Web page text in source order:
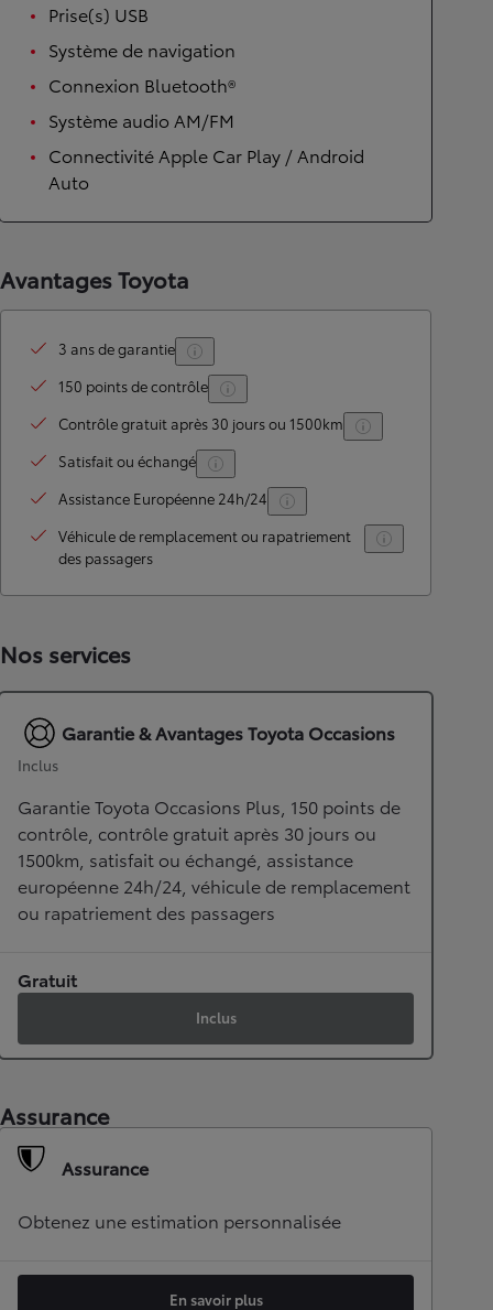
Prise(s) USB
Système de navigation
Connexion Bluetooth®
Système audio AM/FM
Connectivité Apple Car Play / Android
Auto
Avantages Toyota
3 ans de garantie
150 points de contrôle
Contrôle gratuit après 30 jours ou 1500km
Satisfait ou échangé
Assistance Européenne 24h/24
Véhicule de remplacement ou rapatriement
des passagers
Nos services
Garantie & Avantages Toyota Occasions
Inclus
Garantie Toyota Occasions Plus, 150 points de
contrôle, contrôle gratuit après 30 jours ou
1500km, satisfait ou échangé, assistance
européenne 24h/24, véhicule de remplacement
ou rapatriement des passagers
Gratuit
Inclus
Assurance
Assurance
Obtenez une estimation personnalisée
En savoir plus